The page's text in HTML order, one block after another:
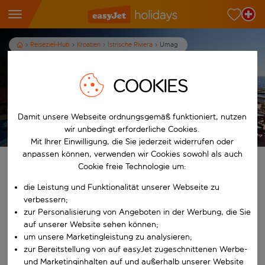
Reiseziel-Hub Kroatien Istrische Riviera Umag
Ferien in Umag
Ferien anzeigen
Finde deine perfekten Ferien
Beginne mit der Eingabe für die automatische
Nach
COOKIES
Damit unsere Webseite ordnungsgemäß funktioniert, nutzen
wir unbedingt erforderliche Cookies.
Mit Ihrer Einwilligung, die Sie jederzeit widerrufen oder
anpassen können, verwenden wir Cookies sowohl als auch
Cookie freie Technologie um:
die Leistung und Funktionalität unserer Webseite zu
verbessern;
zur Personalisierung von Angeboten in der Werbung, die Sie
auf unserer Website sehen können;
um unsere Marketingleistung zu analysieren;
zur Bereitstellung von auf easyJet zugeschnittenen Werbe-
und Marketinginhalten auf und außerhalb unserer Website